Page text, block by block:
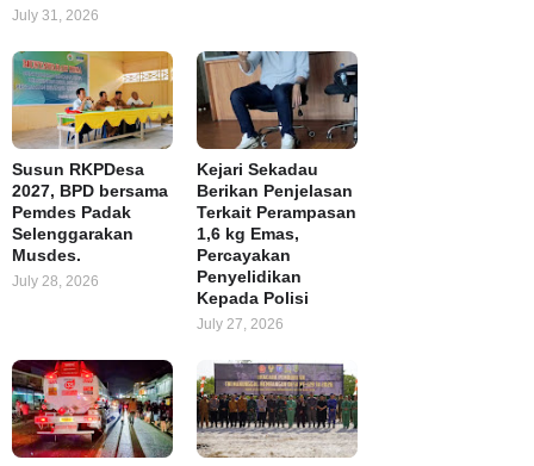
July 31, 2026
Susun RKPDesa
2027, BPD bersama
Pemdes Padak
Selenggarakan
Musdes.
July 28, 2026
Kejari Sekadau
Berikan Penjelasan
Terkait Perampasan
1,6 kg Emas,
Percayakan
Penyelidikan
Kepada Polisi
July 27, 2026